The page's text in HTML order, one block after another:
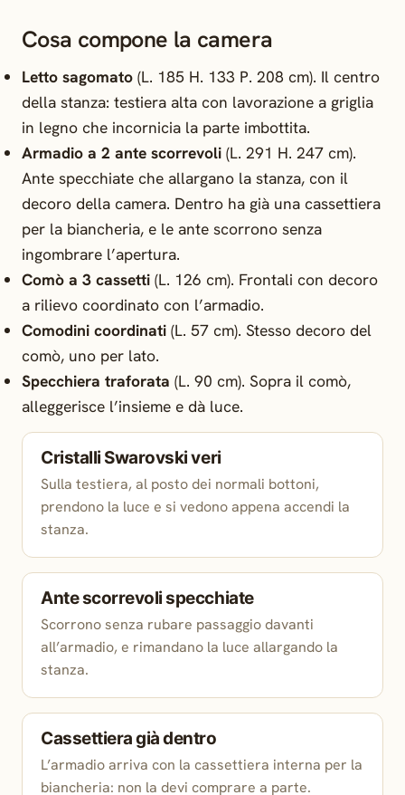
Cosa compone la camera
Letto sagomato (L. 185 H. 133 P. 208 cm). Il centro
della stanza: testiera alta con lavorazione a griglia
in legno che incornicia la parte imbottita.
Armadio a 2 ante scorrevoli (L. 291 H. 247 cm).
Ante specchiate che allargano la stanza, con il
decoro della camera. Dentro ha già una cassettiera
per la biancheria, e le ante scorrono senza
ingombrare l’apertura.
Comò a 3 cassetti (L. 126 cm). Frontali con decoro
a rilievo coordinato con l’armadio.
Comodini coordinati (L. 57 cm). Stesso decoro del
comò, uno per lato.
Specchiera traforata (L. 90 cm). Sopra il comò,
alleggerisce l’insieme e dà luce.
Cristalli Swarovski veri
Sulla testiera, al posto dei normali bottoni,
prendono la luce e si vedono appena accendi la
stanza.
Ante scorrevoli specchiate
Scorrono senza rubare passaggio davanti
all’armadio, e rimandano la luce allargando la
stanza.
Cassettiera già dentro
L’armadio arriva con la cassettiera interna per la
biancheria: non la devi comprare a parte.